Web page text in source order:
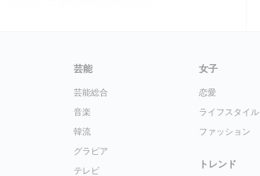
芸能
芸能総合
音楽
韓流
グラビア
テレビ
女子
恋愛
ライフスタイル
ファッション
トレンド